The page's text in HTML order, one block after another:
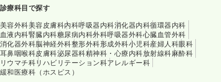
診療科目で探す
美容外科美容皮膚科内科呼吸器内科消化器内科循環器内科
血液内科腎臓内科糖尿病内科外科呼吸器外科心臓血管外科
消化器外科脳神経外科整形外科形成外科小児科産婦人科眼科
耳鼻咽喉科皮膚科泌尿器科精神科・心療内科放射線科麻酔科
リウマチ科リハビリテーション科アレルギー科
緩和医療科（ホスピス）